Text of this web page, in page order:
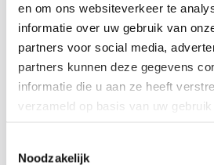
en om ons websiteverkeer te
informatie over uw gebruik van
partners voor social media,
partners kunnen deze gegevens
informatie die u aan ze heeft
verzameld op basis van uw gebruik
Noodzakelijk
Het is misschien wel actueler dan
energie in het productieproces?
energiedrager in de industrie, en
wordt opgewekt met…
Lees meer